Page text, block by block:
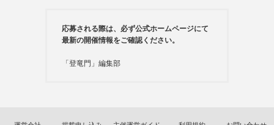
応募される際は、必ず公式ホームページにて
最新の開催情報をご確認ください。
「登竜門」編集部